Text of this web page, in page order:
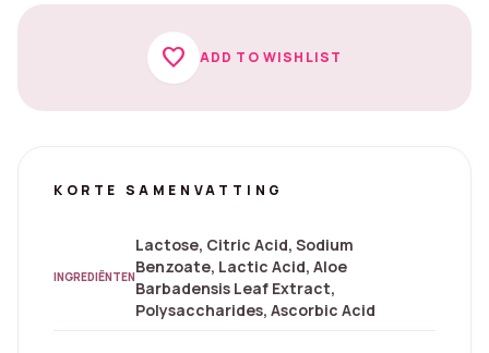
favorite ADD TO WISHLIST
KORTE SAMENVATTING
INGREDIËNTEN
Lactose, Citric Acid, Sodium
Benzoate, Lactic Acid, Aloe
Barbadensis Leaf Extract,
Polysaccharides, Ascorbic Acid